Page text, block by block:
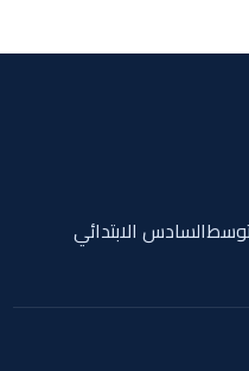
السادس الابتدائي